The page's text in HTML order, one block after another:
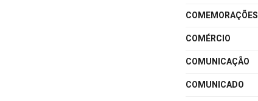
COMEMORAÇÕES
COMÉRCIO
COMUNICAÇÃO
COMUNICADO